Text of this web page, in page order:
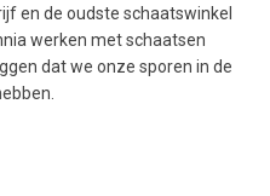
en de oudste schaatswinkel
werken met schaatsen
dat we onze sporen in de